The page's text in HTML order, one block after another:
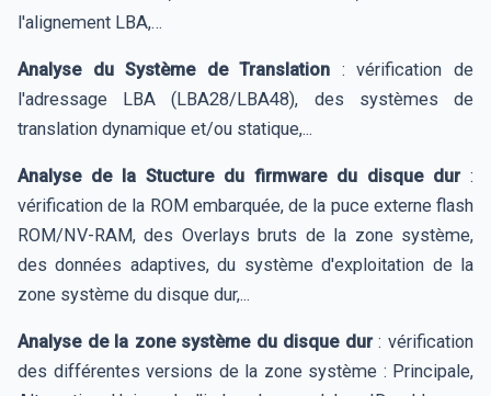
l'alignement LBA,…
Analyse du Système de Translation : vérification de
l'adressage LBA (LBA28/LBA48), des systèmes de
translation dynamique et/ou statique,...
Analyse de la Stucture du firmware du disque dur:
vérification de la ROM embarquée, de la puce externe flash
ROM/NV-RAM, des Overlays bruts de la zone système,
des données adaptives, du système d'exploitation de la
zone système du disque dur,...
Analyse de la zone système du disque dur: vérification
des différentes versions de la zone système : Principale,